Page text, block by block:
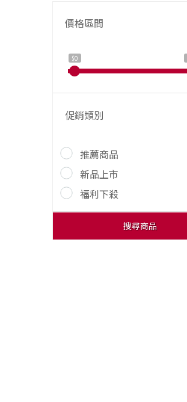
價格區間
$0
促銷類別
推薦商品
新品上市
福利下殺
搜尋商品